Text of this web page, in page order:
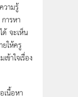
วามรู้
ารหา
ด้ จะเห็น
ให้ครู
าใจเรื่อง
เนื้อหา